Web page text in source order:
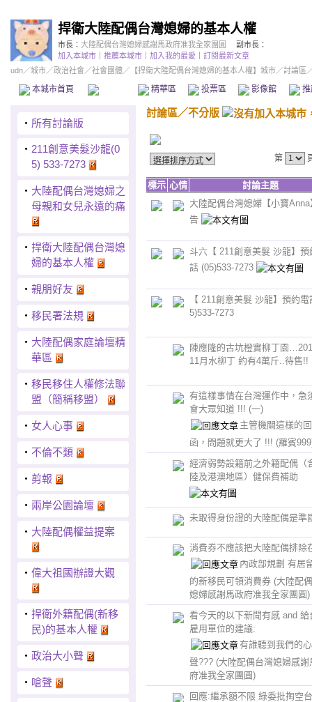
捍衛大陸配偶台灣媳婦的基本人權
市長： 大陸配偶台灣媳婦感謝馬政府准我全家團圓
副市長：
加入本城市
推薦本城市 加入我的最愛
訂閱最新文章
udn／城市／政治社會 ／社會團體／ 【捍衛大陸配偶台灣媳婦的基本人權】城市／討論區
本城市首頁 精華區 投票區 影像館
‧ 所有討論版
‧ 211創意美髮沙龍(0
5) 533-7273
‧ 大陸配偶台灣媳婦之
母親和女兒永遠的痛
‧ 捍衛大陸配偶台灣媳
婦的基本人權
‧ 親朋好友
‧ 移民署法規
‧ 大陸配偶家庭論壇精
華區
‧ 移民移住人權修法聯
盟（簡稱移盟）
‧ 女人心事
‧ 不倫不類
‧ 剪報
‧ 兩岸公園論壇
‧ 大陸配偶權益提案
‧ 偉大祖國辦證大觀
‧ 捍衛外籍配偶(新移
民)的基本人權
‧ 政治大小聲
‧ 嗆聲
討論區／不分版
第
標示 心情
討論主題
大陸配偶台灣媳婦【小寶Anna
告
斗六【 211創意美髮 沙龍】預
話 (05)533-7273
【 211創意美髮 沙龍】預約電
5)533-7273
陳應隆的古坑橙實柳丁園
11月水柳丁 約有4萬斤..待售!!
有這樣事情在台灣運作中，急
會大眾知道 !!! (一)
主管機關這樣的
函，問題就更大了 !!! (羅賓
經濟弱勢設籍前之外籍配偶（
陸及港澳地區）健保費補助
未取得身份證的大陸配偶是準
消費券不應該把大陸配偶排除
內政部規劃 有居
的新移民可領消費券 (大陸配
媳婦感謝馬政府准我全家團圓)
看今天的以下新聞有感 and 給
雇用單位的建議:
有誰聽到我們的心
聲??? (大陸配偶台灣媳婦感謝
府准我全家團圓)
回應:繼承額不限 綠委批掏空